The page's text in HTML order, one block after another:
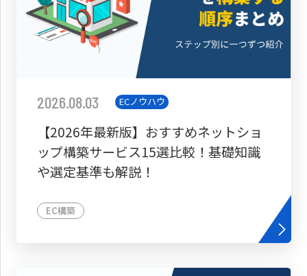
2026.08.03 ECノウハウ
【2026年最新版】おすすめネットショ
ップ構築サービス15選比較！基礎知識
や選定基準も解説！
EC構築